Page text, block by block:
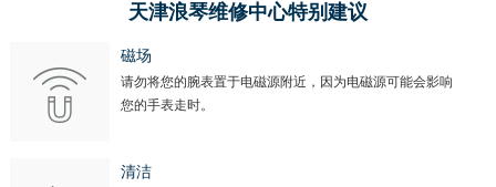
天津浪琴维修中心特别建议
磁场
请勿将您的腕表置于电磁源附近，因为电磁源可能会影响
您的手表走时。
清洁